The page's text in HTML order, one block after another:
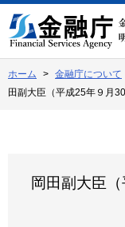
文
へ
動
ホーム 金融庁について
田副大臣（平成25年９月
岡田副大臣